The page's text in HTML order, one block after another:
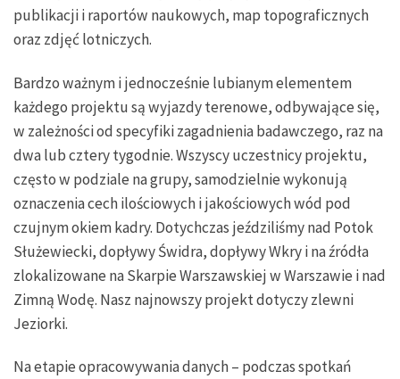
publikacji i raportów naukowych, map topograficznych
oraz zdjęć lotniczych.
Bardzo ważnym i jednocześnie lubianym elementem
każdego projektu są wyjazdy terenowe, odbywające się,
w zależności od specyfiki zagadnienia badawczego, raz na
dwa lub cztery tygodnie. Wszyscy uczestnicy projektu,
często w podziale na grupy, samodzielnie wykonują
oznaczenia cech ilościowych i jakościowych wód pod
czujnym okiem kadry. Dotychczas jeździliśmy nad Potok
Służewiecki, dopływy Świdra, dopływy Wkry i na źródła
zlokalizowane na Skarpie Warszawskiej w Warszawie i nad
Zimną Wodę. Nasz najnowszy projekt dotyczy zlewni
Jeziorki.
Na etapie opracowywania danych – podczas spotkań